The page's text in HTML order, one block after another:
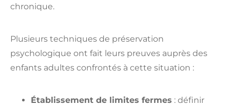
chronique.
Plusieurs techniques de préservation
psychologique ont fait leurs preuves auprès des
enfants adultes confrontés à cette situation :
Établissement de limites fermes : définir